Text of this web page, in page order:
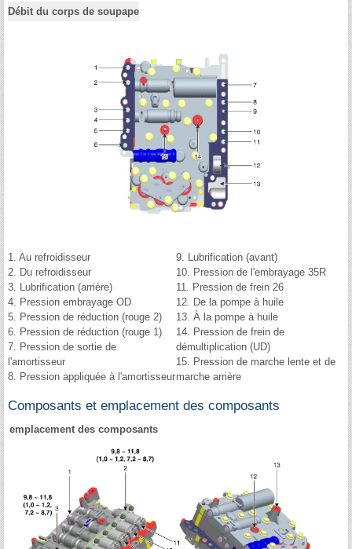
Débit du corps de soupape
1. Au refroidisseur
2. Du refroidisseur
3. Lubrification (arrière)
4. Pression embrayage OD
5. Pression de réduction (rouge 2)
6. Pression de réduction (rouge 1)
7. Pression de sortie de
l'amortisseur
8. Pression appliquée à l'amortisseur
9. Lubrification (avant)
10. Pression de l'embrayage 35R
11. Pression de frein 26
12. De la pompe à huile
13. À la pompe à huile
14. Pression de frein de
démultiplication (UD)
15. Pression de marche lente et de
marche arrière
Composants et emplacement des composants
emplacement des composants